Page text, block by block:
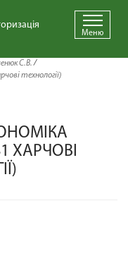
Меню
С.В./
технології)
ХАРЧОВІ